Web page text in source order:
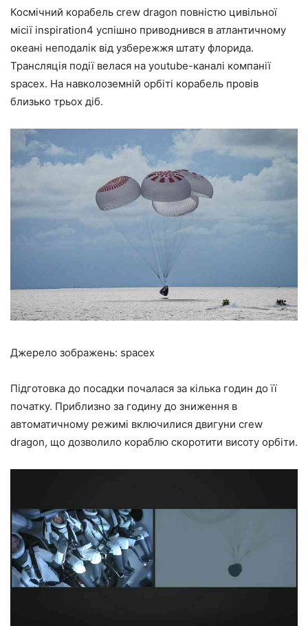
Космічний корабель crew dragon повністю цивільної
місії inspiration4 успішно приводнився в атлантичному
океані неподалік від узбережжя штату флорида.
Трансляція події велася на youtube-каналі компанії
spacex. На навколоземній орбіті корабель провів
близько трьох діб.
Джерело зображень: spacex
Підготовка до посадки почалася за кілька годин до її
початку. Приблизно за годину до зниження в
автоматичному режимі включилися двигуни crew
dragon, що дозволило кораблю скоротити висоту орбіти.